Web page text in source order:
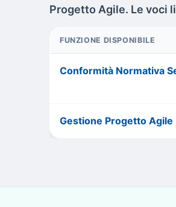
Progetto Agile. Le voci
FUNZIONE DISPONIBILE
Conformità Normativa
Gestione Progetto Agile